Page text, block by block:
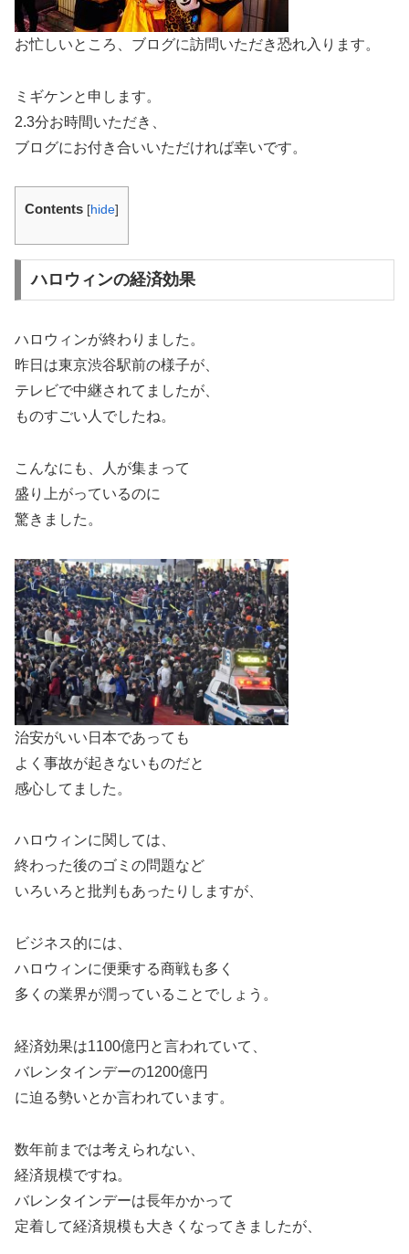
お忙しいところ、ブログに訪問いただき恐れ入ります。
ミギケンと申します。
2.3分お時間いただき、
ブログにお付き合いいただければ幸いです。
Contents [hide]
ハロウィンの経済効果
ハロウィンが終わりました。
昨日は東京渋谷駅前の様子が、
テレビで中継されてましたが、
ものすごい人でしたね。
こんなにも、人が集まって
盛り上がっているのに
驚きました。
治安がいい日本であっても
よく事故が起きないものだと
感心してました。
ハロウィンに関しては、
終わった後のゴミの問題など
いろいろと批判もあったりしますが、
ビジネス的には、
ハロウィンに便乗する商戦も多く
多くの業界が潤っていることでしょう。
経済効果は1100億円と言われていて、
バレンタインデーの1200億円
に迫る勢いとか言われています。
数年前までは考えられない、
経済規模ですね。
バレンタインデーは長年かかって
定着して経済規模も大きくなってきましたが、